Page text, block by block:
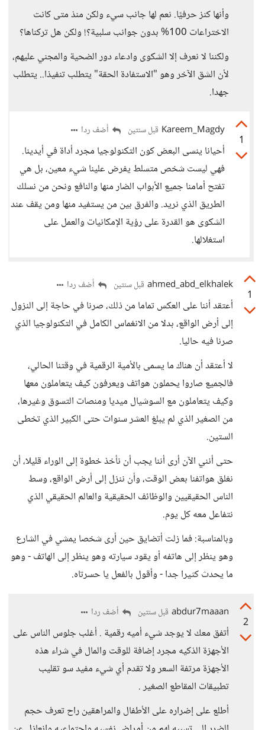
وأنها كنز حرفيًا. نعم لها جانب سيء ولكن منذ متى كانت
الاختراعات 100% بدون جوانب سلبية؟! ولكن هل تركناها؟
ولكننا لا نعرف إلا الشكوى وادعاء دور الضحية والمجني عليهم،
لأن الشق الآخر وهو "الاستفادة الحقة" يتطلب تنفيذا.. يتطلب
جهدا.
1
Kareem_Magdy قبل سنتين أضف ردا
أحيانا ينسى البعض كون التكنولوجيا مجرد أداة في أيدينا.
فهي ليست شخص متسلط يفرض علينا شيء معين، بل هي
تفتح أمامنا جميع الأبواب الضار منها والنافع ونحن من نسلك
الطريق الذي نريد. والفرق بين من يستفيد منها ومن يقف عند
الشكوى هو القدرة على رؤية الإمكانيات والعمل على
استغلالها.
1
ahmed_abd_elkhalek قبل سنتين أضف ردا
أعتقد أننا على العكس تماما من ذلك، صرنا في حاجة إلى النزول
إلى أرض الواقع، بدلا من الانغماس الكامل في التكنولوجيا الذي
صرنا فيه حاليا.
لا أعتقد أن هناك ما يسمى بالأمية الرقمية في وقتنا الحالي،
فالجميع صاروا يحملون هواتف ويعرفون كيف يتعاملون معها
وكيف يتعاملون مع السوشيال ميديا ومنصات التسوق وغيرها،
من الصغير الذي لم يبلغ العشر سنوات حتى الكبير الذي تخطى
الستين.
حتى أنني الآن أرى أننا يجب أن نأخذ خطوة إلى الوراء قليلا، أن
نغلق هواتفنا بعض الوقت، وأن ننزل إلى أرض الواقع، وسط
الناس الحقيقيين والوظائف الحقيقية والعالم الحقيقي الذي
نتفاعل معه كل يوم.
وبالمناسبة: فما زلت أتضايق حين أرى شخصا يمشي في الشارع
وهو ينظر إلى هاتفه أو يقود سيارته وهو ينظر إلى الهاتف - وهو
ما يحدث كثيرا جدا - وأقول بالفعل يا حسرتاه.
2
abdur7maaan قبل سنتين أضف ردا
أتفق معك لا يوجد شيء أميه رقمية . أغلب جلوس الناس على
الأجهزة الذكيه مجرد إضافة للوقت والمال في شراء هذه
الأجهزة مرتفة السعر ولا تقدم أي شيء مفيد سو تقليب
تطبيقات المقاطع الصغير .
أطلع على إضراره على الأطفال والمراهقين راح تعرف حجم